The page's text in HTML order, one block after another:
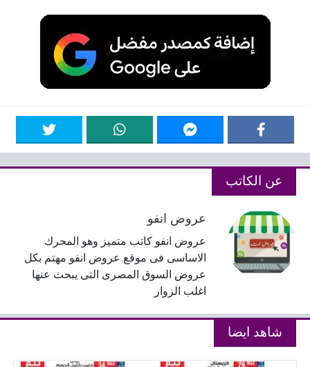
عن الكاتب
عروض انفو
عروض انفو كاتب متميز وهو المحرك
الاساسى فى موقع عروض انفو مهتم بكل
عروض السوق المصرى التى يبحث عنها
اغلب الزوار
شاهد ايضا